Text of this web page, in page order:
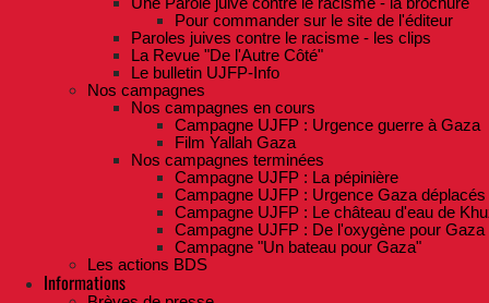
Pour commander sur le site de l'éditeur
Paroles juives contre le racisme - les clips
La Revue "De l'Autre Côté"
Le bulletin UJFP-Info
Nos campagnes
Nos campagnes en cours
Campagne UJFP : Urgence guerre à Gaza
Film Yallah Gaza
Nos campagnes terminées
Campagne UJFP : La pépinière
Campagne UJFP : Urgence Gaza déplacés
Campagne UJFP : Le château d'eau de
Campagne UJFP : De l'oxygène pour Gaza
Campagne "Un bateau pour Gaza"
Les actions BDS
Informations